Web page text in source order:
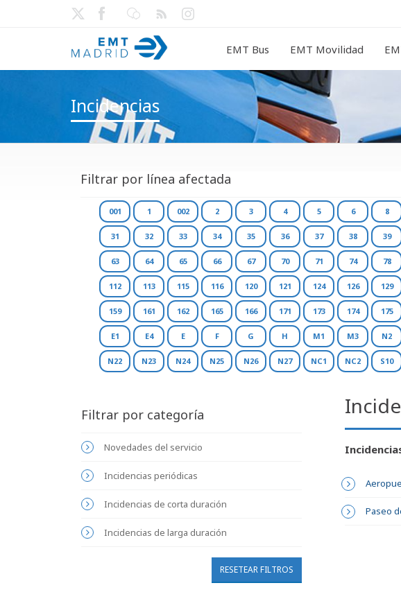
EMT Bus EMT Movilidad
Incidencias
Filtrar por línea afectada
001 1 002 2 3 4 5 6 8
31 32 33 34 35 36 37 38 39
63 64 65 66 67 70 71 74 78
112 113 115 116 120 121 124 126 129
159 161 162 165 166 171 173 174 175
E1 E4 E F G H M1 M3 N2
N22 N23 N24 N25 N26 N27 NC1 NC2 S10
Filtrar por categoría
Novedades del servicio
Incidencias periódicas
Incidencias de corta duración
Incidencias de larga duración
RESETEAR FILTROS
Paseo